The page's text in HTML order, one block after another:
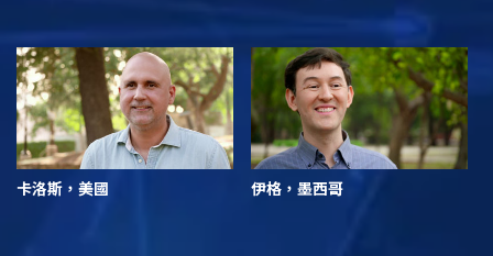
卡洛斯，美國 伊格，墨西哥